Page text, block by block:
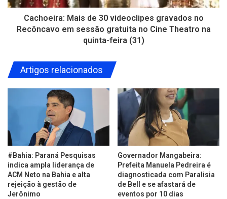
Cachoeira: Mais de 30 videoclipes gravados no
Recôncavo em sessão gratuita no Cine Theatro na
quinta-feira (31)
Artigos relacionados
#Bahia: Paraná Pesquisas
indica ampla liderança de
ACM Neto na Bahia e alta
rejeição à gestão de
Jerônimo
Governador Mangabeira:
Prefeita Manuela Pedreira é
diagnosticada com Paralisia
de Bell e se afastará de
eventos por 10 dias